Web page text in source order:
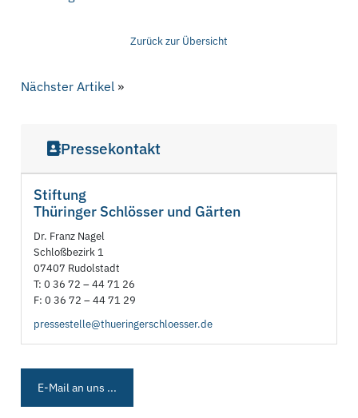
Zurück zur Übersicht
Nächster Artikel »
Pressekontakt
Stiftung
Thüringer Schlösser und Gärten
Dr. Franz Nagel
Schloßbezirk 1
07407 Rudolstadt
T: 0 36 72 – 44 71 26
F: 0 36 72 – 44 71 29
pressestelle@thueringerschloesser.de
E-Mail an uns ...